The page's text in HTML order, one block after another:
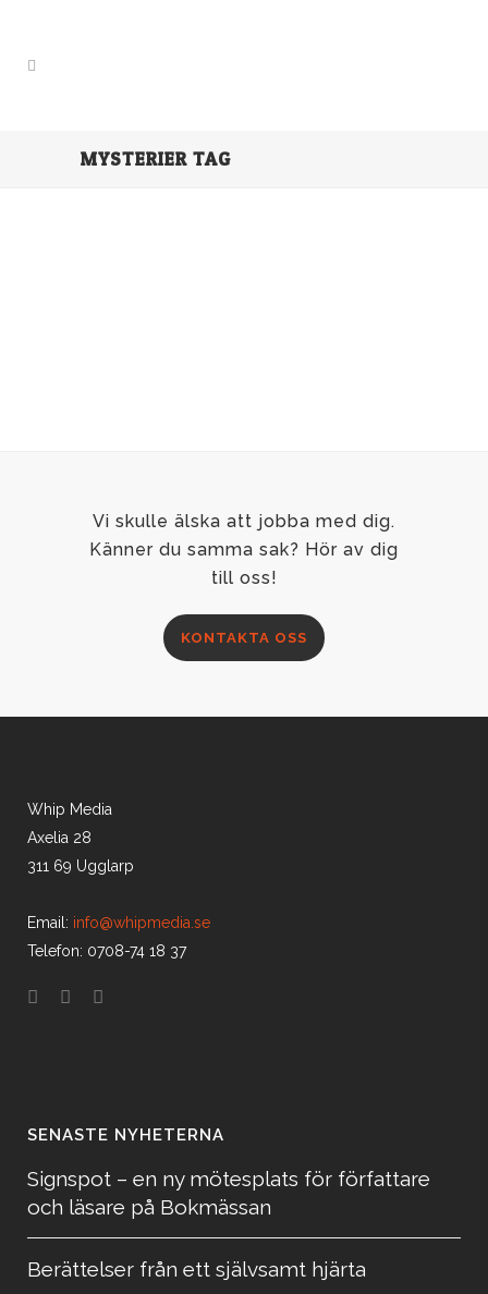
MYSTERIER TAG
Vi skulle älska att jobba med dig.
Känner du samma sak? Hör av dig
till oss!
KONTAKTA OSS
Whip Media
Axelia 28
311 69 Ugglarp
Email: info@whipmedia.se
Telefon: 0708-74 18 37
SENASTE NYHETERNA
Signspot – en ny mötesplats för författare
och läsare på Bokmässan
Berättelser från ett självsamt hjärta